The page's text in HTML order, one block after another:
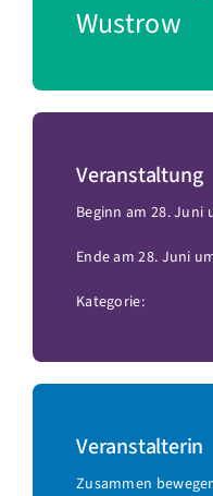
Wustrow
Veranstaltung
Beginn am 28. Juni
Ende am 28. Juni
Kategorie:
Veranstalterin
Zusammen